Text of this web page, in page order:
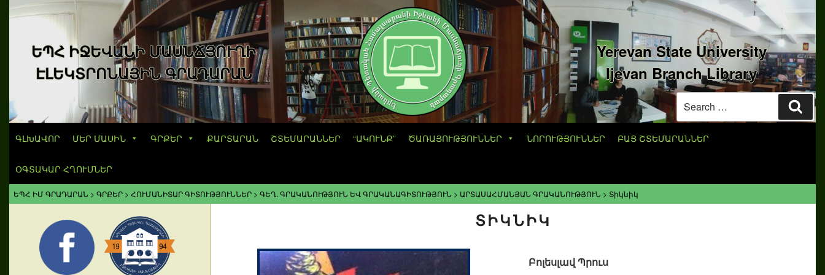
ԵՊՀ ԻՋԵՎԱՆԻ ՄԱՍՆՃՅՈՒՂԻ
ԷԼԵԿՏՐՈՆԱՅԻՆ ԳՐԱԴԱՐԱՆ
Yerevan State University
Ijevan Branch Library
Search
for:
ԳԼԽԱՎՈՐ ՄԵՐ ՄԱՍԻՆ ԳՐՔԵՐ ՔԱՐՏԱՐԱՆ ՇՏԵՄԱՐԱՆՆԵՐ “ԱԿՈՒՆՔ” ԾԱՌԱՅՈՒԹՅՈՒՆՆԵՐ ՆՈՐՈՒԹՅՈՒՆՆԵՐ ԲԱՑ ՇՏԵՄԱՐԱՆՆԵՐ
ՕԳՏԱԿԱՐ ՀՂՈՒՄՆԵՐ
ԵՊՀ ԻՄ ԳՐԱԴԱՐԱՆ > ԳՐՔԵՐ > ՀՈՒՄԱՆԻՏԱՐ ԳԻՏՈՒԹՅՈՒՆՆԵՐ > ԳԵՂ. ԳՐԱԿԱՆՈՒԹՅՈՒՆ ԵՎ ԳՐԱԿԱՆԱԳԻՏՈՒԹՅՈՒՆ > ԱՐՏԱՍԱՀՄԱՆՅԱՆ ԳՐԱԿԱՆՈՒԹՅՈՒՆ > Տիկնիկ
ՏԻԿՆԻԿ
Բոլեսլավ Պրուս